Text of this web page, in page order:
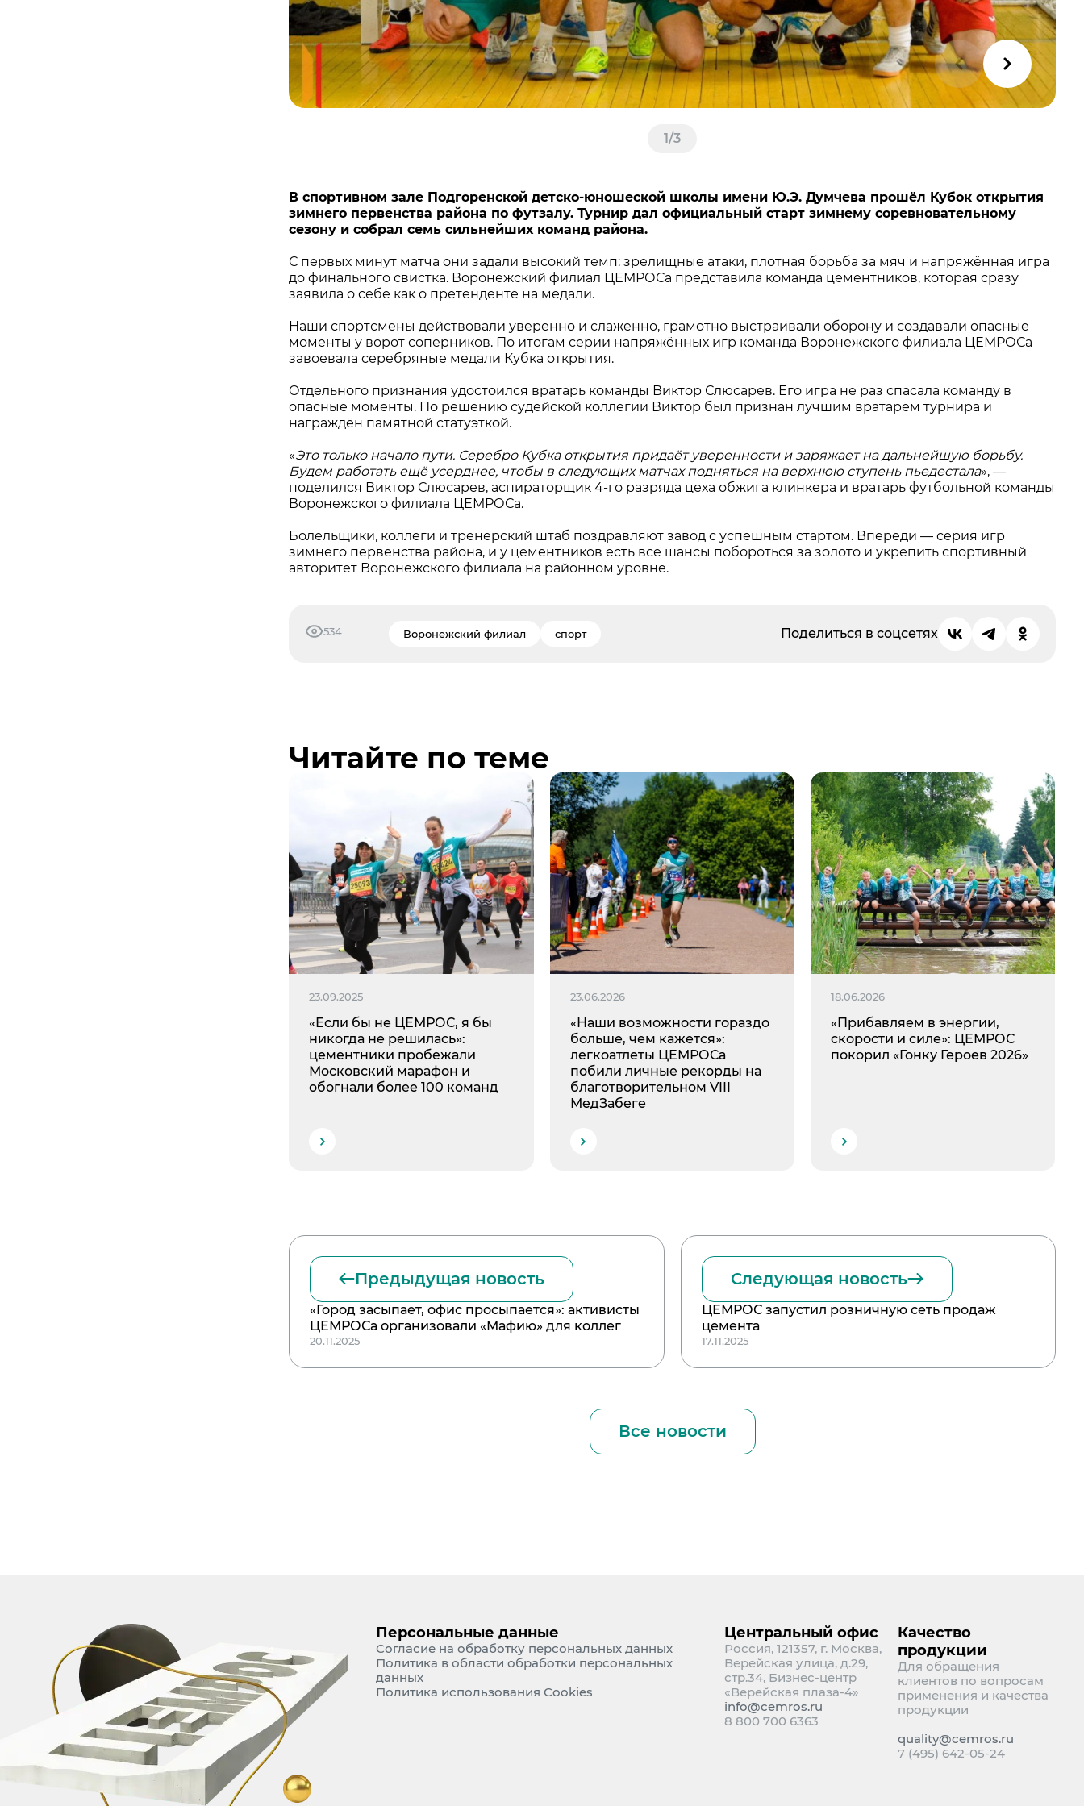
1/3
В спортивном зале Подгоренской детско-юношеской школы имени Ю.Э. Думчева прошёл Кубок открытия
зимнего первенства района по футзалу. Турнир дал официальный старт зимнему соревновательному
сезону и собрал семь сильнейших команд района.
С первых минут матча они задали высокий темп: зрелищные атаки, плотная борьба за мяч и напряжённая игра
до финального свистка. Воронежский филиал ЦЕМРОСа представила команда цементников, которая сразу
заявила о себе как о претенденте на медали.
Наши спортсмены действовали уверенно и слаженно, грамотно выстраивали оборону и создавали опасные
моменты у ворот соперников. По итогам серии напряжённых игр команда Воронежского филиала ЦЕМРОСа
завоевала серебряные медали Кубка открытия.
Отдельного признания удостоился вратарь команды Виктор Слюсарев. Его игра не раз спасала команду в
опасные моменты. По решению судейской коллегии Виктор был признан лучшим вратарём турнира и
награждён памятной статуэткой.
«Это только начало пути. Серебро Кубка открытия придаёт уверенности и заряжает на дальнейшую борьбу.
Будем работать ещё усерднее, чтобы в следующих матчах подняться на верхнюю ступень пьедестала», —
поделился Виктор Слюсарев, аспираторщик 4-го разряда цеха обжига клинкера и вратарь футбольной команды
Воронежского филиала ЦЕМРОСа.
Болельщики, коллеги и тренерский штаб поздравляют завод с успешным стартом. Впереди — серия игр
зимнего первенства района, и у цементников есть все шансы побороться за золото и укрепить спортивный
авторитет Воронежского филиала на районном уровне.
534 Воронежский филиал спорт Поделиться в соцсетях
Читайте по теме
23.09.2025
«Если бы не ЦЕМРОС, я бы
никогда не решилась»:
цементники пробежали
Московский марафон и
обогнали более 100 команд
23.06.2026
«Наши возможности гораздо
больше, чем кажется»:
легкоатлеты ЦЕМРОСа
побили личные рекорды на
благотворительном VIII
МедЗабеге
18.06.2026
«Прибавляем в энергии,
скорости и силе»: ЦЕМРОС
покорил «Гонку Героев 2026»
Предыдущая новость
«Город засыпает, офис просыпается»: активисты
ЦЕМРОСа организовали «Мафию» для коллег
20.11.2025
Следующая новость
ЦЕМРОС запустил розничную сеть продаж
цемента
17.11.2025
Все новости
Персональные данные
Согласие на обработку персональных данных
Политика в области обработки персональных
данных
Политика использования Cookies
Центральный офис
Россия, 121357, г. Москва,
Верейская улица, д.29,
стр.34, Бизнес-центр
«Верейская плаза-4»
info@cemros.ru
8 800 700 6363
Качество
продукции
Для обращения
клиентов по вопросам
применения и качества
продукции
quality@cemros.ru
7 (495) 642-05-24